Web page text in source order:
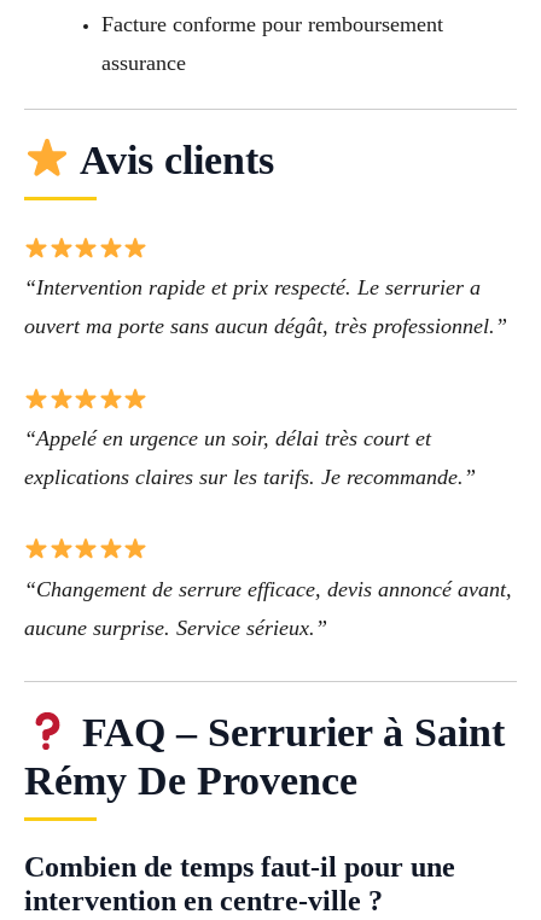
Facture conforme pour remboursement
assurance
Avis clients
“Intervention rapide et prix respecté. Le serrurier a
ouvert ma porte sans aucun dégât, très professionnel.”
“Appelé en urgence un soir, délai très court et
explications claires sur les tarifs. Je recommande.”
“Changement de serrure efficace, devis annoncé avant,
aucune surprise. Service sérieux.”
FAQ – Serrurier à Saint
Rémy De Provence
Combien de temps faut-il pour une
intervention en centre-ville ?